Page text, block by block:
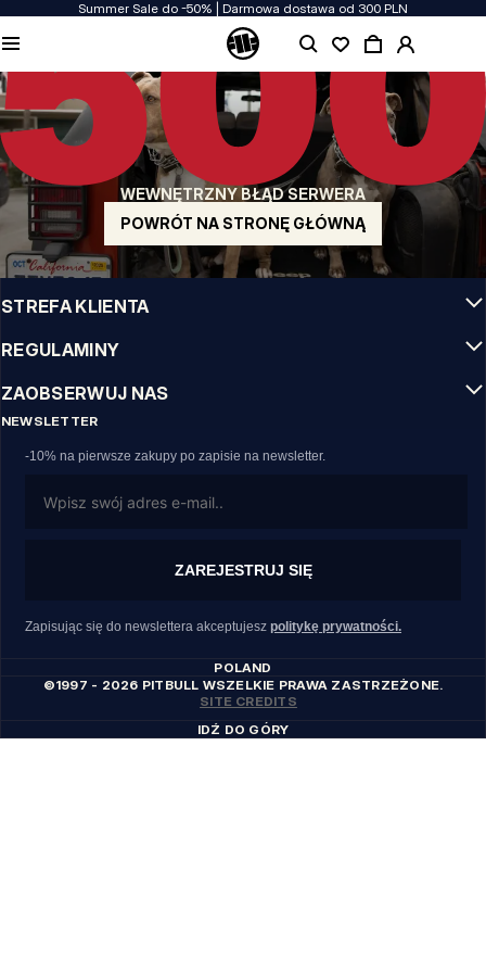
Summer Sale do -50% | Darmowa dostawa od 300 PLN
WEWNĘTRZNY BŁĄD SERWERA
POWRÓT NA STRONĘ GŁÓWNĄ
JAKOŚĆ TO DLA NAS PRIORYTET
Naszą odzież produkujemy z pasją! Nie idziemy na kompromis w kwestiach
wytrzymałości, długowieczności materiałów i dbałości o detal.
US ORIGIN
Nasze korzenie sięgają San Diego z poczatku lat 90-tych XX wieku. Nasz styl jest
surowy, autentyczny i stanowczy.
MARKA Z CHARAKTEREM
Nasze kolekcje wybierają sportowcy, fighterzy i uparci indywidualiści.
INFO
STREFA KLIENTA
REGULAMINY
ZAOBSERWUJ NAS
NEWSLETTER
-10% na pierwsze zakupy po zapisie na newsletter.
ZAREJESTRUJ SIĘ
Zapisując się do newslettera akceptujesz politykę prywatności.
POLAND
©1997 - 2026 PITBULL WSZELKIE PRAWA ZASTRZEŻONE.
SITE CREDITS
IDŹ DO GÓRY